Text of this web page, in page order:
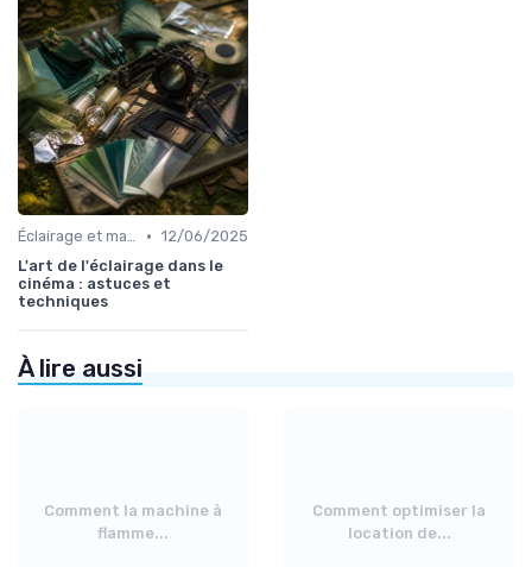
Éclairage et machinerie • 12/06/2025
L'art de l'éclairage dans le
cinéma : astuces et
techniques
À lire aussi
Comment la machine à
flamme...
Comment optimiser la
location de...